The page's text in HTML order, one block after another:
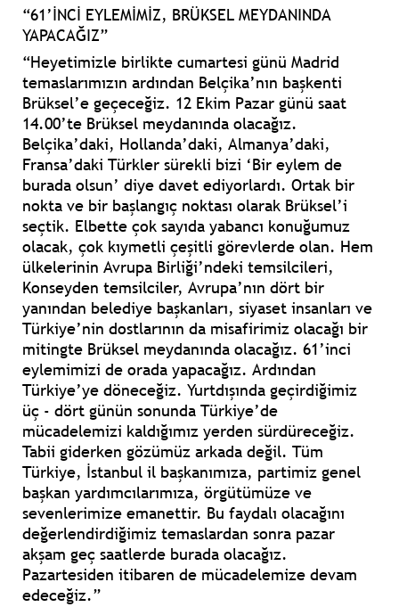
“61’İNCİ EYLEMİMİZ, BRÜKSEL MEYDANINDA
YAPACAĞIZ”
“Heyetimizle birlikte cumartesi günü Madrid
temaslarımızın ardından Belçika’nın başkenti
Brüksel’e geçeceğiz. 12 Ekim Pazar günü saat
14.00’te Brüksel meydanında olacağız.
Belçika’daki, Hollanda’daki, Almanya’daki,
Fransa’daki Türkler sürekli bizi ‘Bir eylem de
burada olsun’ diye davet ediyorlardı. Ortak bir
nokta ve bir başlangıç noktası olarak Brüksel’i
seçtik. Elbette çok sayıda yabancı konuğumuz
olacak, çok kıymetli çeşitli görevlerde olan. Hem
ülkelerinin Avrupa Birliği’ndeki temsilcileri,
Konseyden temsilciler, Avrupa’nın dört bir
yanından belediye başkanları, siyaset insanları ve
Türkiye’nin dostlarının da misafirimiz olacağı bir
mitingte Brüksel meydanında olacağız. 61’inci
eylemimizi de orada yapacağız. Ardından
Türkiye’ye döneceğiz. Yurtdışında geçirdiğimiz
üç - dört günün sonunda Türkiye’de
mücadelemizi kaldığımız yerden sürdüreceğiz.
Tabii giderken gözümüz arkada değil. Tüm
Türkiye, İstanbul il başkanımıza, partimiz genel
başkan yardımcılarımıza, örgütümüze ve
sevenlerimize emanettir. Bu faydalı olacağını
değerlendirdiğimiz temaslardan sonra pazar
akşam geç saatlerde burada olacağız.
Pazartesiden itibaren de mücadelemize devam
edeceğiz.”